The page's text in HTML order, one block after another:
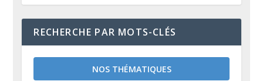
RECHERCHE PAR MOTS-CLÉS
NOS THÉMATIQUES